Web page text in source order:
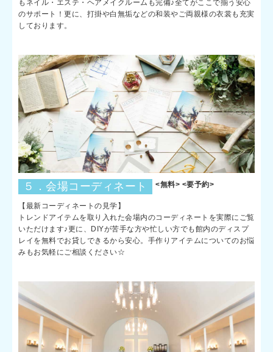
もネイル・エステ・ヘアメイクルームも完備♪全てがここで揃う安心
のサポート！更に、打掛や白無垢などの和装やご両親様の衣裳も充実
しております。
５．会場コーディネート <無料> <要予約>
【最新コーディネートの見学】
トレンドアイテムを取り入れた会場内のコーディネートを実際にご覧
いただけます♪更に、DIYが苦手な方や忙しい方でも館内のディスプ
レイを無料でお貸しできるから安心。手作りアイテムについてのお悩
みもお気軽にご相談ください☆